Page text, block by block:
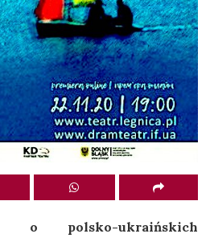
o polsko-ukraińskich